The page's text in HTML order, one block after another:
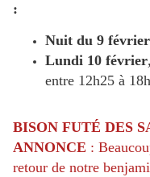
:
Nuit du 9 février
Lundi 10 février
entre 12h25 à
BISON FUTÉ DES
ANNONCE :
retour de notre